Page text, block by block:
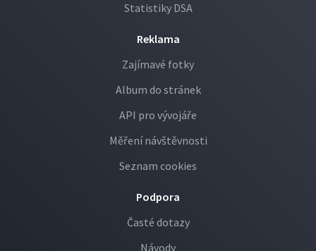
Statistiky DSA
Reklama
Zajímavé fotky
Album do stránek
API pro vývojáře
Měření návštěvnosti
Seznam cookies
Podpora
Časté dotazy
Návody